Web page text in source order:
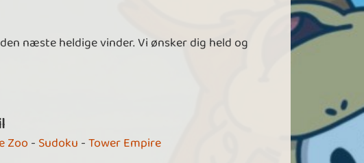
næste heldige vinder. Vi ønsker dig held og
Zoo - Sudoku -Tower Empire